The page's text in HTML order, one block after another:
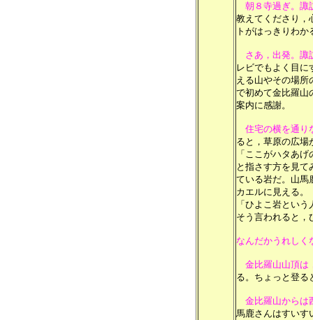
朝８寺過ぎ。諏
教えてくださり，
トがはっきりわ
さあ，出発。諏
レビでもよく目
える山やその場
で初めて金比羅山
案内に感謝。
住宅の横を通り
ると，草原の広場
「ここがハタあ
と指さす方を見
ている岩だ。山馬
カエルに見える。
「ひよこ岩とい
そう言われると，
なんだかうれしく
金比羅山山頂は
る。ちょっと登る
金比羅山からは
馬鹿さんはすいす